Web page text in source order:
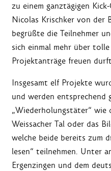
zu einem ganztägigen
Nicolas Krischker von der
begrüßte die Teilnehmer
sich einmal mehr über
Projektanträge freuen
Insgesamt elf Projekte
und werden entsprechend
„Wiederholungstäter“ wie
Weissacher Tal oder das
welche beide bereits zum
lesen“ teilnehmen. Unter
Ergenzingen und dem